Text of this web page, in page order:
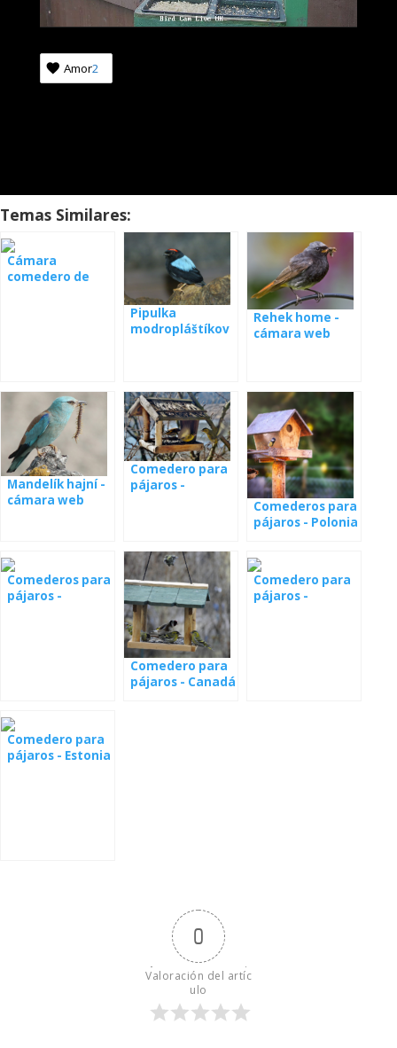
Amor2
Temas Similares:
Cámara
comedero de
Pipulka
modropláštíkov
Rehek home -
cámara web
Mandelík hajní -
cámara web
Comedero para
pájaros -
Comederos para
pájaros - Polonia
Comederos para
pájaros -
Comedero para
pájaros - Canadá
Comedero para
pájaros -
Comedero para
pájaros - Estonia
0
Valoración del artíc
ulo